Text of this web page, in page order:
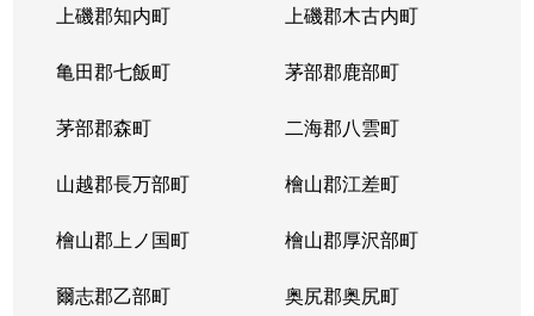
上磯郡知内町 上磯郡木古内町
亀田郡七飯町 茅部郡鹿部町
茅部郡森町 二海郡八雲町
山越郡長万部町 檜山郡江差町
檜山郡上ノ国町 檜山郡厚沢部町
爾志郡乙部町 奥尻郡奥尻町